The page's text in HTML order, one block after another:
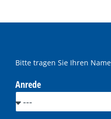
Bitte tragen Sie Ihren
Anrede